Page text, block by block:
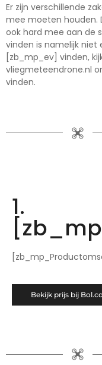
Er zijn verschillende
mee moeten houden.
ook hard mee aan de
vinden is namelijk niet
[zb_mp_ev] vinden,
vliegmeteendrone.nl
vinden.
1.
Bekijk prijs bij